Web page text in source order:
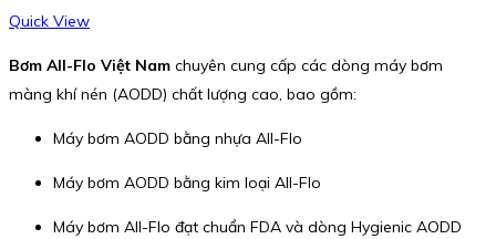
Quick View
Bơm All-Flo Việt Nam chuyên cung cấp các dòng máy bơm
màng khí nén (AODD) chất lượng cao, bao gồm:
Máy bơm AODD bằng nhựa All-Flo
Máy bơm AODD bằng kim loại All-Flo
Máy bơm All-Flo đạt chuẩn FDA và dòng Hygienic AODD